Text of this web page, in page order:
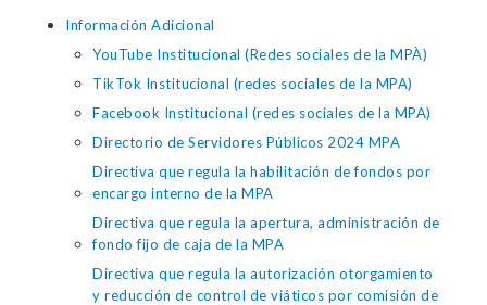
Información Adicional
YouTube Institucional (Redes sociales de la MPÀ)
TikTok Institucional (redes sociales de la MPA)
Facebook Institucional (redes sociales de la MPA)
Directorio de Servidores Públicos 2024 MPA
Directiva que regula la habilitación de fondos por
encargo interno de la MPA
Directiva que regula la apertura, administración de
fondo fijo de caja de la MPA
Directiva que regula la autorización otorgamiento
y reducción de control de viáticos por comisión de